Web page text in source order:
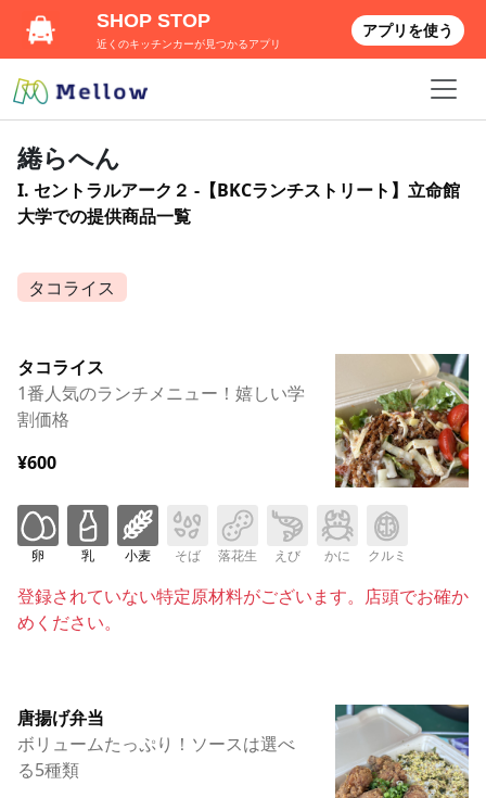
綣らへん
I. セントラルアーク２ -【BKCランチストリート】立命館
大学での提供商品一覧
タコライス
タコライス
1番人気のランチメニュー！嬉しい学
割価格
¥600
卵 乳 小麦 そば 落花生 えび かに クルミ
登録されていない特定原材料がございます。店頭でお確か
めください。
唐揚げ弁当
ボリュームたっぷり！ソースは選べ
る5種類
SHOP STOP
近くのキッチンカーが見つかるアプリ
アプリを使う